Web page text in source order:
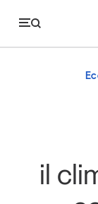
Logistica
il